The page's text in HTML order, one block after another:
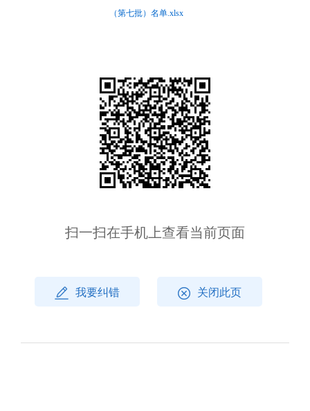
（第七批）名单.xlsx
扫一扫在手机上查看当前页面
我要纠错 关闭此页